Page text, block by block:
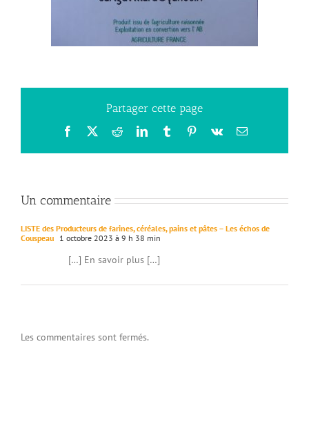
Partager cette page
Facebook
X RedditLinkedInTumblrPinterest
Vk Email
Un commentaire
LISTE des Producteurs de farines, céréales, pains et pâtes – Les échos de
Couspeau 1 octobre 2023 à 9 h 38 min
[…] En savoir plus […]
Les commentaires sont fermés.